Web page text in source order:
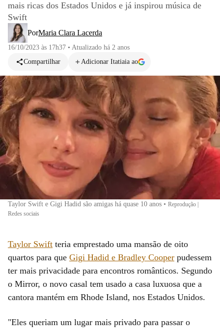
mais ricas dos Estados Unidos e já inspirou música de
Swift
PorMaria Clara Lacerda
16/10/2023 às 17h37 • Atualizado há 2 anos
Compartilhar
Adicionar Itatiaia ao
Taylor Swift e Gigi Hadid são amigas há quase 10 anos • Reprodução |
Redes sociais
Taylor Swift teria emprestado uma mansão de oito
quartos para que Gigi Hadid e Bradley Cooper pudessem
ter mais privacidade para encontros românticos. Segundo
o Mirror, o novo casal tem usado a casa luxuosa que a
cantora mantém em Rhode Island, nos Estados Unidos.
"Eles queriam um lugar mais privado para passar o